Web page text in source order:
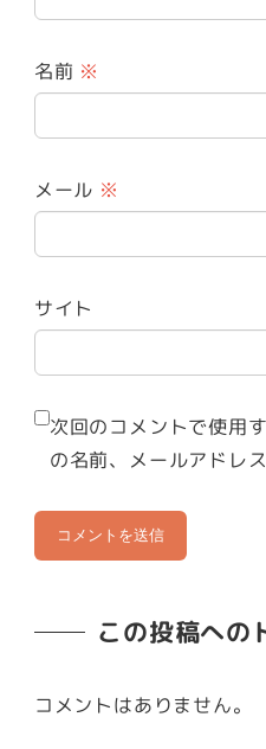
名前 ※
メール ※
サイト
次回のコメントで使用
の名前、メールアドレ
この投稿への
コメントはありません。